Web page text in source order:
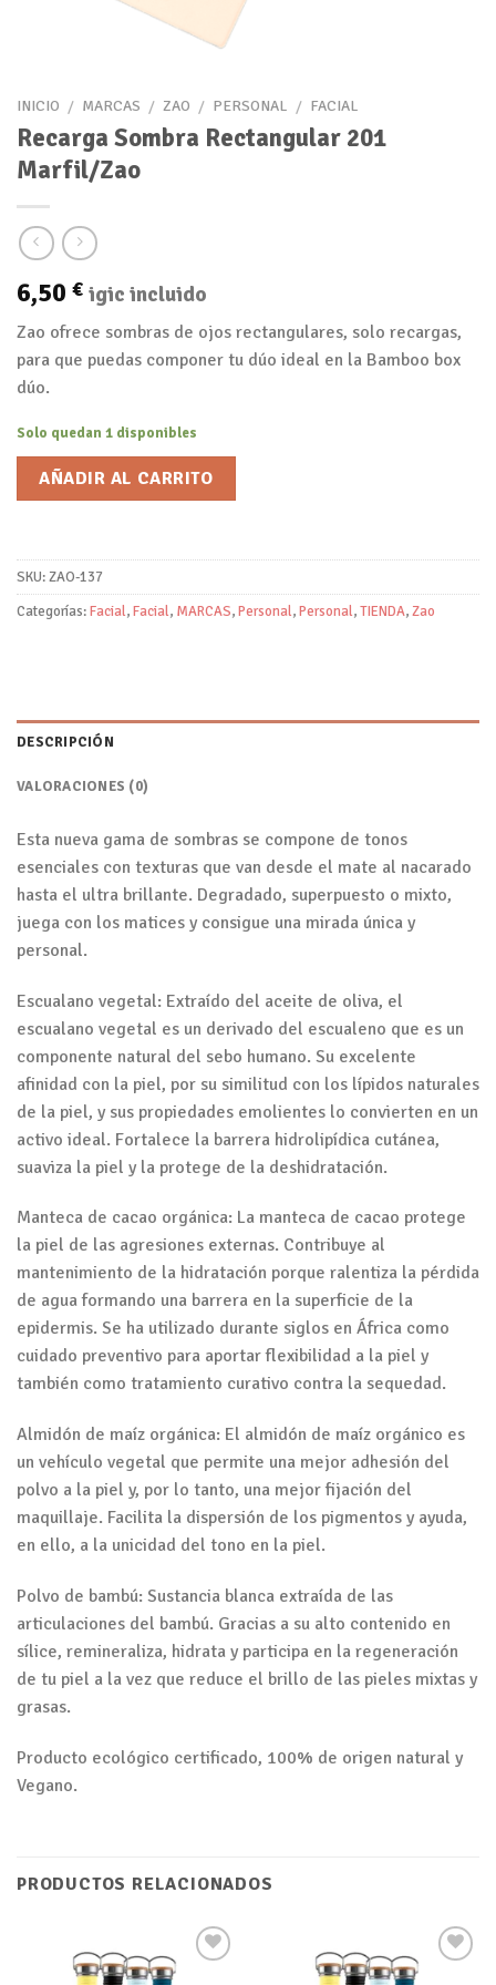
INICIO / MARCAS / ZAO / PERSONAL / FACIAL
Recarga Sombra Rectangular 201
Marfil/Zao
6,50 € igic incluido
Zao ofrece sombras de ojos rectangulares, solo recargas,
para que puedas componer tu dúo ideal en la Bamboo box
dúo.
Solo quedan 1 disponibles
AÑADIR AL CARRITO
SKU:ZAO-137
Categorías:Facial,Facial, MARCAS,Personal,Personal,TIENDA,Zao
DESCRIPCIÓN
VALORACIONES (0)
Esta nueva gama de sombras se compone de tonos
esenciales con texturas que van desde el mate al nacarado
hasta el ultra brillante. Degradado, superpuesto o mixto,
juega con los matices y consigue una mirada única y
personal.
Escualano vegetal: Extraído del aceite de oliva, el
escualano vegetal es un derivado del escualeno que es un
componente natural del sebo humano. Su excelente
afinidad con la piel, por su similitud con los lípidos naturales
de la piel, y sus propiedades emolientes lo convierten en un
activo ideal. Fortalece la barrera hidrolipídica cutánea,
suaviza la piel y la protege de la deshidratación.
Manteca de cacao orgánica: La manteca de cacao protege
la piel de las agresiones externas. Contribuye al
mantenimiento de la hidratación porque ralentiza la pérdida
de agua formando una barrera en la superficie de la
epidermis. Se ha utilizado durante siglos en África como
cuidado preventivo para aportar flexibilidad a la piel y
también como tratamiento curativo contra la sequedad.
Almidón de maíz orgánica: El almidón de maíz orgánico es
un vehículo vegetal que permite una mejor adhesión del
polvo a la piel y, por lo tanto, una mejor fijación del
maquillaje. Facilita la dispersión de los pigmentos y ayuda,
en ello, a la unicidad del tono en la piel.
Polvo de bambú: Sustancia blanca extraída de las
articulaciones del bambú. Gracias a su alto contenido en
sílice, remineraliza, hidrata y participa en la regeneración
de tu piel a la vez que reduce el brillo de las pieles mixtas y
grasas.
Producto ecológico certificado, 100% de origen natural y
Vegano.
PRODUCTOS RELACIONADOS